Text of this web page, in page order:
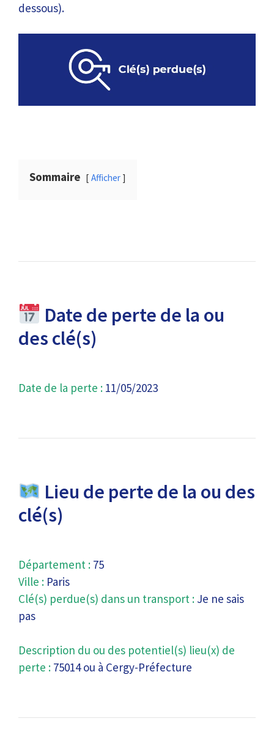
dessous).
Sommaire Afficher
Date de perte de la ou
des clé(s)
Date de la perte : 11/05/2023
Lieu de perte de la ou des
clé(s)
Département : 75
Ville : Paris
Clé(s) perdue(s) dans un transport : Je ne sais
pas
Description du ou des potentiel(s) lieu(x) de
perte : 75014 ou à Cergy-Préfecture